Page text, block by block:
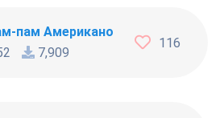
пам Американо
7,909
116